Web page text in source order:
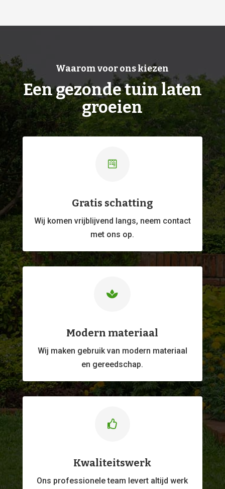
Waarom voor ons kiezen
Een gezonde tuin laten
groeien

Gratis schatting
Wij komen vrijblijvend langs, neem contact
met ons op.

Modern materiaal
Wij maken gebruik van modern materiaal
en gereedschap.

Kwaliteitswerk
Ons professioneleteam levert altijd werk